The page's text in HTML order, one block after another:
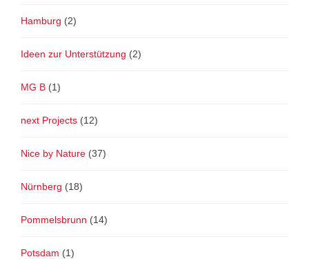
Hamburg (2)
Ideen zur Unterstützung (2)
MG B (1)
next Projects (12)
Nice by Nature (37)
Nürnberg (18)
Pommelsbrunn (14)
Potsdam (1)